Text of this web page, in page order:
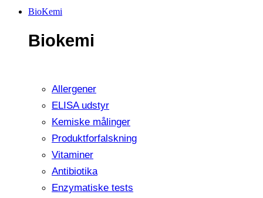
BioKemi
Biokemi
Allergener
ELISA udstyr
Kemiske målinger
Produktforfalskning
Vitaminer
Antibiotika
Enzymatiske tests